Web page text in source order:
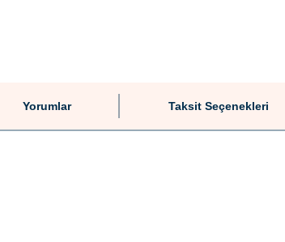
Yorumlar Taksit Seçenekleri